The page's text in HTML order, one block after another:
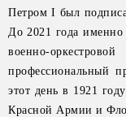
Петром I был
До 2021 года именно
военно-
профессиональный
этот день в 1921
Красной Армии и